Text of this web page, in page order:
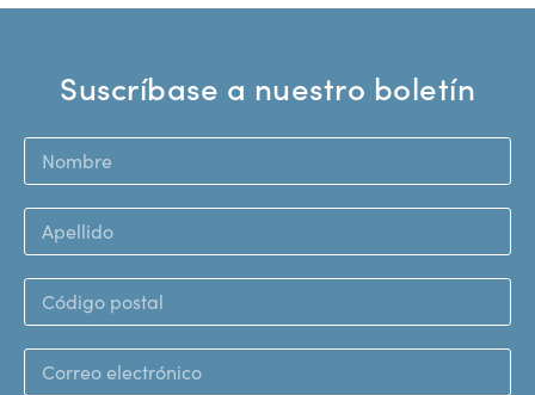
Suscríbase a nuestro boletín